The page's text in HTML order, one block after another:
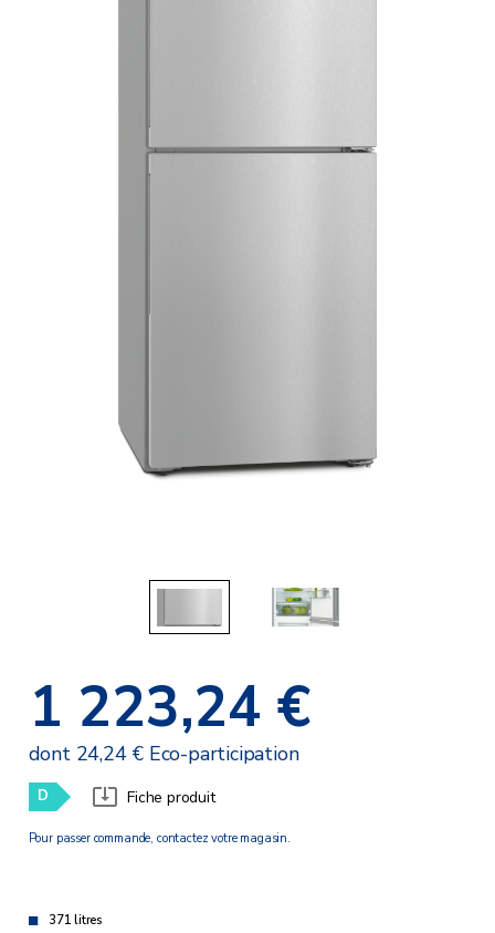
1 223,24 €
dont 24,24 € Eco-participation
D Fiche produit
Pour passer commande, contactez votre magasin.
371 litres